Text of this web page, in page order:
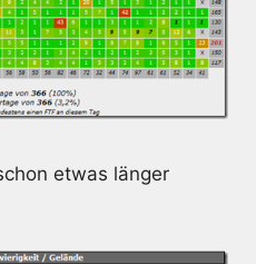
etwas länger